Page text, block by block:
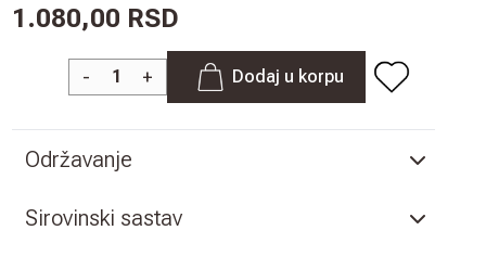
1.080,00 RSD
- + Dodaj u korpu
Održavanje
Sirovinski sastav